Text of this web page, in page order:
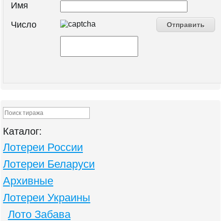
Имя
Число
Каталог:
Лотереи России
Лотереи Беларуси
Архивные
Лотереи Украины
Лото Забава